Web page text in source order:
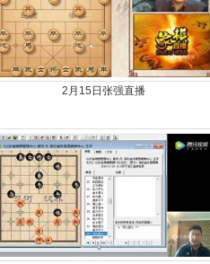
2月15日张强直播